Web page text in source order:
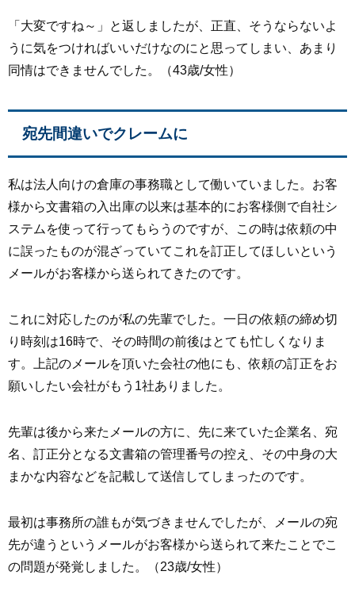
「大変ですね～」と返しましたが、正直、そうならないよ
うに気をつければいいだけなのにと思ってしまい、あまり
同情はできませんでした。（43歳/女性）
宛先間違いでクレームに
私は法人向けの倉庫の事務職として働いていました。お客
様から文書箱の入出庫の以来は基本的にお客様側で自社シ
ステムを使って行ってもらうのですが、この時は依頼の中
に誤ったものが混ざっていてこれを訂正してほしいという
メールがお客様から送られてきたのです。
これに対応したのが私の先輩でした。一日の依頼の締め切
り時刻は16時で、その時間の前後はとても忙しくなりま
す。上記のメールを頂いた会社の他にも、依頼の訂正をお
願いしたい会社がもう1社ありました。
先輩は後から来たメールの方に、先に来ていた企業名、宛
名、訂正分となる文書箱の管理番号の控え、その中身の大
まかな内容などを記載して送信してしまったのです。
最初は事務所の誰もが気づきませんでしたが、メールの宛
先が違うというメールがお客様から送られて来たことでこ
の問題が発覚しました。（23歳/女性）